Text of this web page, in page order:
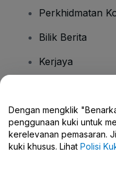
Perkhidmatan
Bilik Berita
Kerjaya
Pusat Bantuan
Dengan mengklik
penggunaan kuki untuk
kerelevanan pemasaran.
kuki khusus. Lihat Polisi